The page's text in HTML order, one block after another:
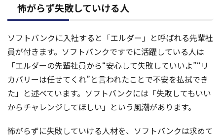
怖がらず失敗していける人
ソフトバンクに入社すると「エルダー」と呼ばれる先輩社
員が付きます。ソフトバンクですでに活躍している人は
「エルダーの先輩社員から“安心して失敗していいよ”“リ
カバリーは任せてくれ”と言われたことで不安を払拭でき
た」と述べています。ソフトバンクには「失敗してもいい
からチャレンジしてほしい」という風潮があります。
怖がらずに失敗していける人材を、ソフトバンクは求めて